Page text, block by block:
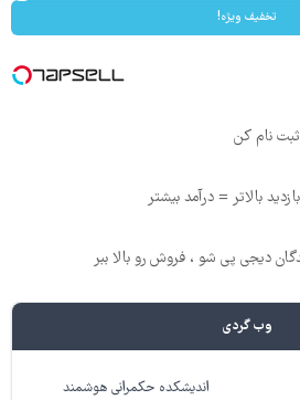
تخفیف ویژه!
بالاتر = درآمد بیشتر
دیجی پی شو ، فروش رو بالا ببر
وب گردی
اندیشکده حکمرانی هوشمند